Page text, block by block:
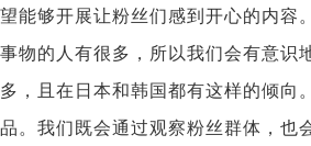
望能够开展让粉丝们感到开心的内容
事物的人有很多，所以我们会有意识
多，且在日本和韩国都有这样的倾向
品。我们既会通过观察粉丝群体，也